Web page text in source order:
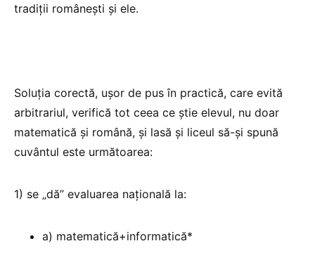
tradiții românești și ele.
Soluția corectă, ușor de pus în practică, care evită
arbitrariul, verifică tot ceea ce știe elevul, nu doar
matematică și română, și lasă și liceul să-și spună
cuvântul este următoarea:
1) se „dă” evaluarea națională la:
a) matematică+informatică*